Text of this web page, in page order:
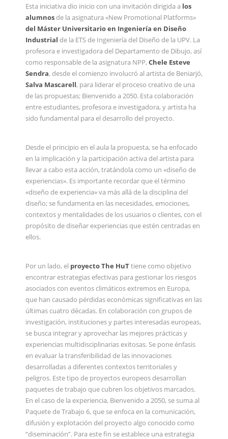
Esta iniciativa dio inicio con una invitación dirigida a los
alumnosde la asignatura «New Promotional Platforms»
del Máster Universitario en Ingeniería en Diseño
Industrial de la ETS de Ingeniería del Diseño de la UPV. La
profesora e investigadora del Departamento de Dibujo, así
como responsable de la asignatura NPP, Chele Esteve
Sendra, desde el comienzo involucró al artista de Beniarjó,
Salva Mascarell, para liderar el proceso creativo de una
de las propuestas; Bienvenido a 2050. Esta colaboración
entre estudiantes, profesora e investigadora, y artista ha
sido fundamental para el desarrollo del proyecto.
Desde el principio en el aula la propuesta, se ha enfocado
en la implicación y la participación activa del artista para
llevar a cabo esta acción, tratándola como un «diseño de
experiencias». Es importante recordar que el término
«diseño de experiencia» va más allá de la disciplina del
diseño; se fundamenta en las necesidades, emociones,
contextos y mentalidades de los usuarios o clientes, con el
propósito de diseñar experiencias que estén centradas en
ellos.
Por un lado, el proyecto The HuTtiene como objetivo
encontrar estrategias efectivas para gestionar los riesgos
asociados con eventos climáticos extremos en Europa,
que han causado pérdidas económicas significativas en las
últimas cuatro décadas. En colaboración con grupos de
investigación, instituciones y partes interesadas europeas,
se busca integrar y aprovechar las mejores prácticas y
experiencias multidisciplinarias exitosas. Se pone énfasis
en evaluar la transferibilidad de las innovaciones
desarrolladas a diferentes contextos territoriales y
peligros. Este tipo de proyectos europeos desarrollan
paquetes de trabajo que cubren los objetivos marcados.
En el caso de la experiencia, Bienvenido a 2050, se suma al
Paquete de Trabajo 6, que se enfoca en la comunicación,
difusión y explotación del proyecto algo conocido como
“diseminación”. Para este fin se establece una estrategia